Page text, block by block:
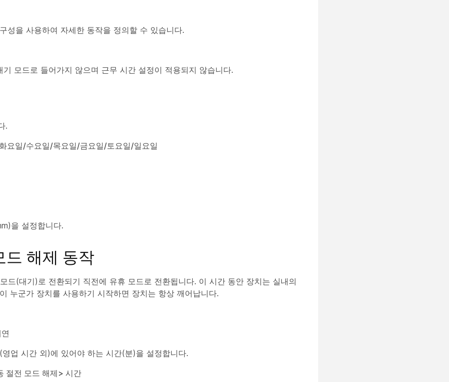
성을 사용하여 자세한 동작을 정의할 수 있습니다.
기 모드로 들어가지 않으며 근무 시간 설정이 적용되지 않습니다.
.
요일/수요일/목요일/금요일/토요일/일요일
을 설정합니다.
드 해제 동작
드(대기)로 전환되기 직전에 유휴 모드로 전환됩니다. 이 시간 동안 장치는 실내의
누군가 장치를 사용하기 시작하면 장치는 항상 깨어납니다.
업 시간 외)에 있어야 하는 시간(분)을 설정합니다.
절전 모드 해제> 시간